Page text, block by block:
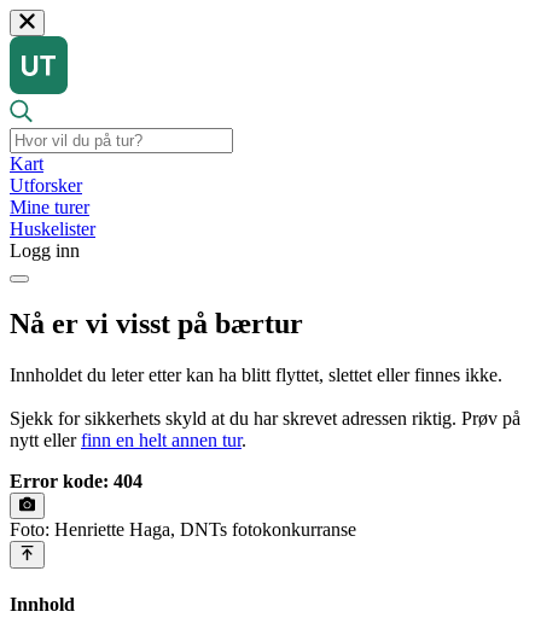
Kart
Utforsker
Mine turer
Huskelister
Logg inn
Nå er vi visst på bærtur
Innholdet du leter etter kan ha blitt flyttet, slettet eller finnes ikke.
Sjekk for sikkerhets skyld at du har skrevet adressen riktig. Prøv på
nytt eller finn en helt annen tur.
Error kode: 404
Foto: Henriette Haga, DNTs fotokonkurranse
Innhold